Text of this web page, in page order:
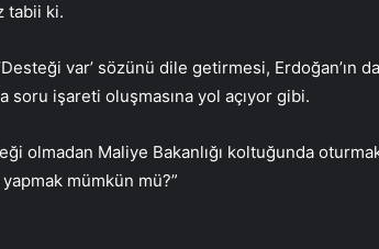
tabii ki.
var’ sözünü dile getirmesi, Erdoğan’ın
soru işareti oluşmasına yol açıyor gibi.
olmadan Maliye Bakanlığı koltuğunda
mümkün mü?”